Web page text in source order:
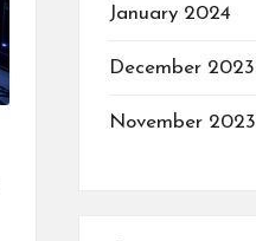
January 2024
December 2023
November 2023